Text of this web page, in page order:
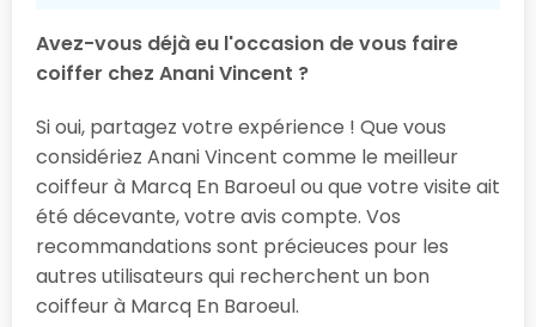
Avez-vous déjà eu l'occasion de vous faire
coiffer chez Anani Vincent ?
Si oui, partagez votre expérience ! Que vous
considériez Anani Vincent comme le meilleur
coiffeur à Marcq En Baroeul ou que votre visite ait
été décevante, votre avis compte. Vos
recommandations sont précieuces pour les
autres utilisateurs qui recherchent un bon
coiffeur à Marcq En Baroeul.